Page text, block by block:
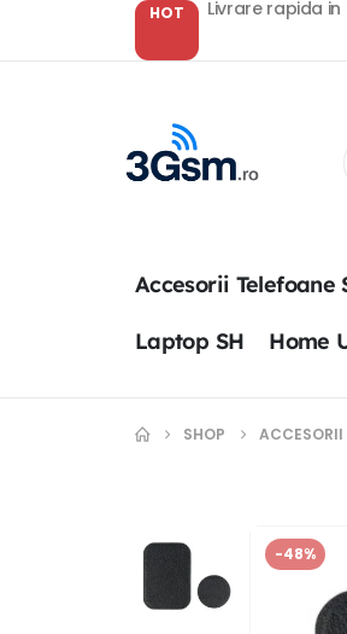
HOT Livrare rapida
Accesorii Telefoane
Laptop SH Home
SHOP ACCESORII
-48%